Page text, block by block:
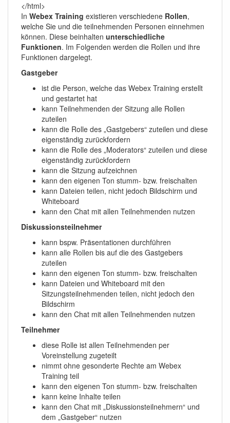
</html>
In Webex Training existieren verschiedene Rollen,
welche Sie und die teilnehmenden Personen einnehmen
können. Diese beinhalten unterschiedliche
Funktionen. Im Folgenden werden die Rollen und ihre
Funktionen dargelegt.
Gastgeber
ist die Person, welche das Webex Training erstellt
und gestartet hat
kann Teilnehmenden der Sitzung alle Rollen
zuteilen
kann die Rolle des „Gastgebers“ zuteilen und diese
eigenständig zurückfordern
kann die Rolle des „Moderators“ zuteilen und diese
eigenständig zurückfordern
kann die Sitzung aufzeichnen
kann den eigenen Ton stumm- bzw. freischalten
kann Dateien teilen, nicht jedoch Bildschirm und
Whiteboard
kann den Chat mit allen Teilnehmenden nutzen
Diskussionsteilnehmer
kann bspw. Präsentationen durchführen
kann alle Rollen bis auf die des Gastgebers
zuteilen
kann den eigenen Ton stumm- bzw. freischalten
kann Dateien und Whiteboard mit den
Sitzungsteilnehmenden teilen, nicht jedoch den
Bildschirm
kann den Chat mit allen Teilnehmenden nutzen
Teilnehmer
diese Rolle ist allen Teilnehmenden per
Voreinstellung zugeteilt
nimmt ohne gesonderte Rechte am Webex
Training teil
kann den eigenen Ton stumm- bzw. freischalten
kann keine Inhalte teilen
kann den Chat mit „Diskussionsteilnehmern“ und
dem „Gastgeber“ nutzen